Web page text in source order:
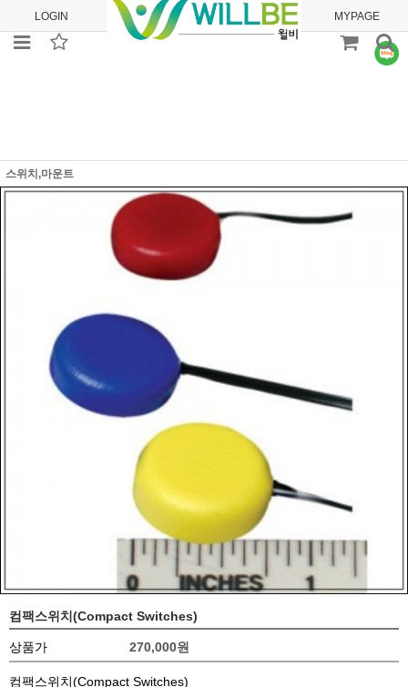
LOGIN JOIN ORDER MYPAGE
스위치,마운트
컴팩스위치(Compact Switches)
상품가 270,000원
컴팩스위치(Compact Switches)